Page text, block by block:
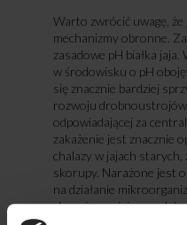
Warto zwrócić uwagę,
mechanizmy obronne.
zasadowe pH białka
w środowisku o pH
się znacznie bardziej
rozwoju
odpowiadającej za
zakażenie jest znacznie
chalazy w jajach
skorupy. Narażone jest
na działanie
chroniącym jaja przed